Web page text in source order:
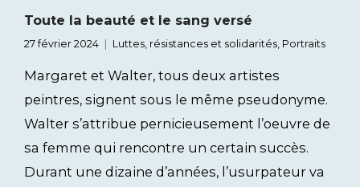
Toute la beauté et le sang versé
27 février 2024 Luttes, résistances et solidarités, Portraits
Margaret et Walter, tous deux artistes
peintres, signent sous le même pseudonyme.
Walter s’attribue pernicieusement l’oeuvre de
sa femme qui rencontre un certain succès.
Durant une dizaine d’années, l’usurpateur va